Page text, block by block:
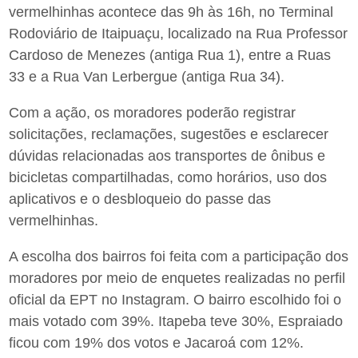
vermelhinhas acontece das 9h às 16h, no Terminal
Rodoviário de Itaipuaçu, localizado na Rua Professor
Cardoso de Menezes (antiga Rua 1), entre a Ruas
33 e a Rua Van Lerbergue (antiga Rua 34).
Com a ação, os moradores poderão registrar
solicitações, reclamações, sugestões e esclarecer
dúvidas relacionadas aos transportes de ônibus e
bicicletas compartilhadas, como horários, uso dos
aplicativos e o desbloqueio do passe das
vermelhinhas.
A escolha dos bairros foi feita com a participação dos
moradores por meio de enquetes realizadas no perfil
oficial da EPT no Instagram. O bairro escolhido foi o
mais votado com 39%. Itapeba teve 30%, Espraiado
ficou com 19% dos votos e Jacaroá com 12%.